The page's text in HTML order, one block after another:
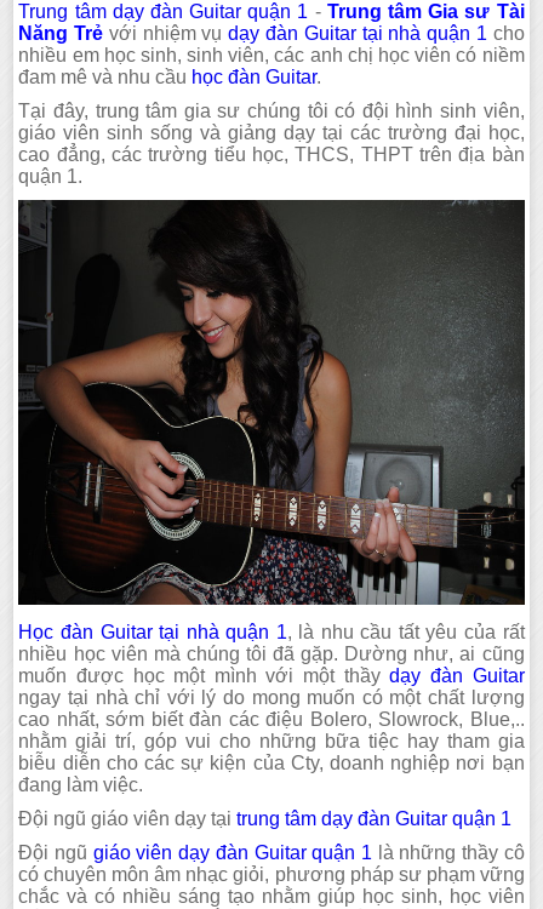
Trung tâm dạy đàn Guitar quận 1 -Trung tâm Gia sư Tài
Năng Trẻ với nhiệm vụdạy đàn Guitar tại nhà quận 1 cho
nhiều em học sinh, sinh viên, các anh chị học viên có niềm
đam mê và nhu cầu học đàn Guitar.
Tại đây, trung tâm gia sư chúng tôi có đội hình sinh viên,
giáo viên sinh sống và giảng dạy tại các trường đại học,
cao đẳng, các trường tiểu học, THCS, THPT trên địa bàn
quận 1.
Học đàn Guitar tại nhà quận 1, là nhu cầu tất yêu của rất
nhiều học viên mà chúng tôi đã gặp. Dường như, ai cũng
muốn được học một mình với một thầydạy đàn Guitar
ngay tại nhà chỉ với lý do mong muốn có một chất lượng
cao nhất, sớm biết đàn các điệu Bolero, Slowrock, Blue,..
nhằm giải trí, góp vui cho những bữa tiệc hay tham gia
biễu diễn cho các sự kiện của Cty, doanh nghiệp nơi bạn
đang làm việc.
Đội ngũ giáo viên dạy tại trung tâm dạy đàn Guitar quận 1
Đội ngũ giáo viên dạy đàn Guitar quận 1 là những thầy cô
có chuyên môn âm nhạc giỏi, phương pháp sư phạm vững
chắc và có nhiều sáng tạo nhằm giúp học sinh, học viên